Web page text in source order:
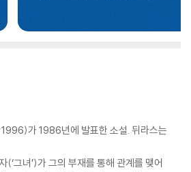
가 1986년에 발표한 소설. 뒤라스는
그녀’)가 그의 부재를 통해 관계를 맺어